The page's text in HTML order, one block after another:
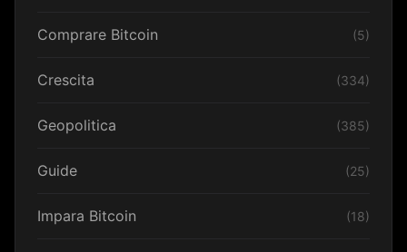
Comprare Bitcoin (5)
Crescita (334)
Geopolitica (385)
Guide (25)
Impara Bitcoin (18)